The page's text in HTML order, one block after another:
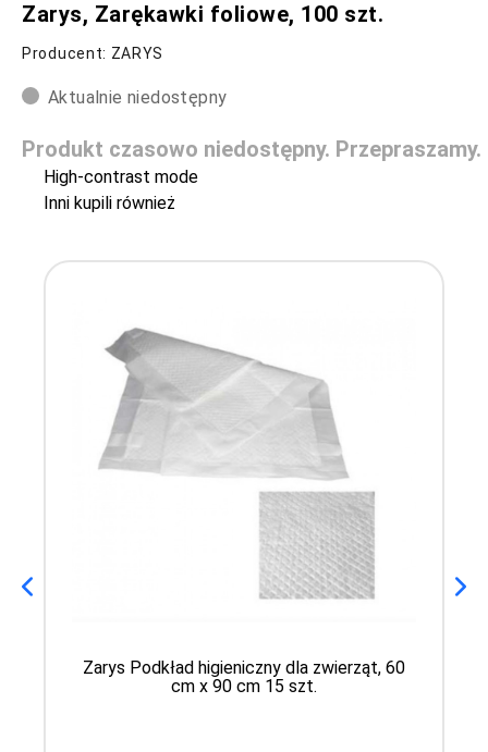
Zarys, Zarękawki foliowe, 100 szt.
Producent: ZARYS
Aktualnie niedostępny
Produkt czasowo niedostępny. Przepraszamy.
High-contrast mode
Inni kupili również
Zarys Podkład higieniczny dla zwierząt, 60
cm x 90 cm 15 szt.